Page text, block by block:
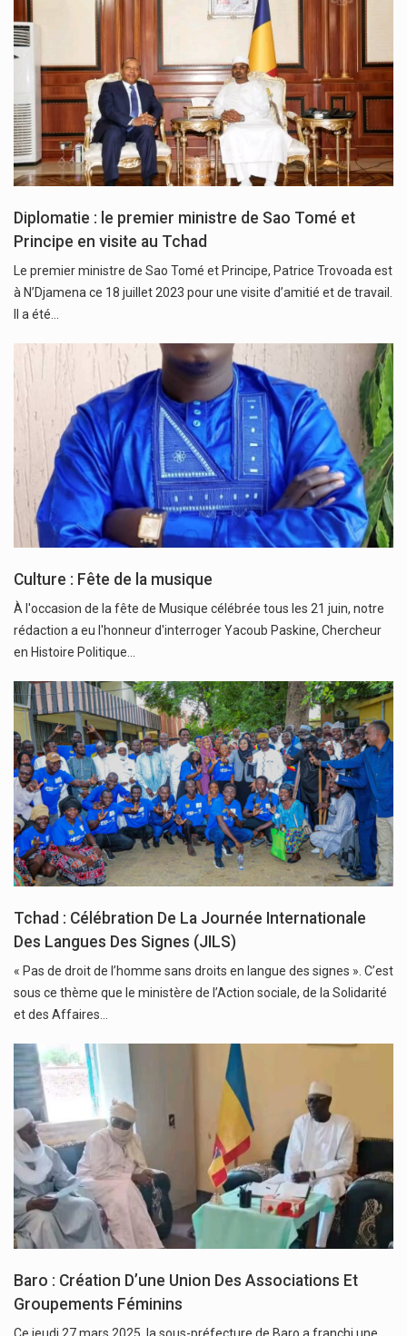
Diplomatie : le premier ministre de Sao Tomé et
Principe en visite au Tchad
Le premier ministre de Sao Tomé et Principe, Patrice Trovoada est
à N’Djamena ce 18 juillet 2023 pour une visite d’amitié et de travail.
Il a été…
Culture : Fête de la musique
À l'occasion de la fête de Musique célébrée tous les 21 juin, notre
rédaction a eu l'honneur d'interroger Yacoub Paskine, Chercheur
en Histoire Politique…
Tchad : Célébration De La Journée Internationale
Des Langues Des Signes (JILS)
« Pas de droit de l’homme sans droits en langue des signes ». C’est
sous ce thème que le ministère de l’Action sociale, de la Solidarité
et des Affaires…
Baro : Création D’une Union Des Associations Et
Groupements Féminins
Ce jeudi 27 mars 2025, la sous-préfecture de Baro a franchi une